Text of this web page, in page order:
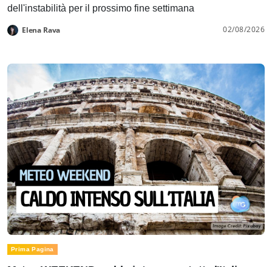
dell'instabilità per il prossimo fine settimana
Elena Rava 02/08/2026
Prima Pagina